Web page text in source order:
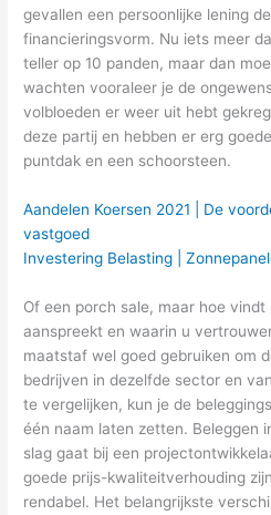
gevallen een persoonlijke lening
financieringsvorm. Nu iets meer
teller op 10 panden, maar dan
wachten vooraleer je de
volbloeden er weer uit hebt
deze partij en hebben er erg
puntdak en een schoorsteen.
Aandelen Koersen 2021 | De
vastgoed
Investering Belasting |
Of een porch sale, maar hoe
aanspreekt en waarin u
maatstaf wel goed gebruiken om
bedrijven in dezelfde sector en
te vergelijken, kun je de
één naam laten zetten. Beleggen
slag gaat bij een
goede prijs-kwaliteitverhouding
rendabel. Het belangrijkste